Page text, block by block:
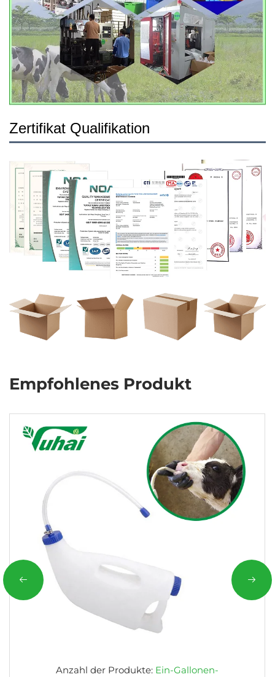
Zertifikat Qualifikation
Empfohlenes Produkt
Anzahl der Produkte: Ein-Gallonen-